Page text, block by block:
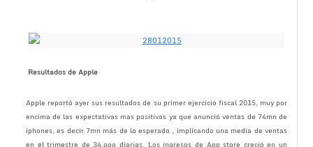
Resultados de Apple
Apple reportó ayer sus resultados de su primer ejercicio fiscal 2015, muy por
encima de las expectativas mas positivas ya que anunció ventas de 74mn de
iphones, es decir 7mn más de lo esperado , implicando una media de ventas
en el trimestre de 34.ooo diarias. Los ingresos de App store creció en un